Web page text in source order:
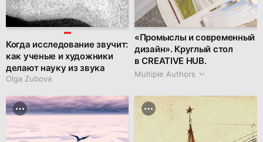
Когда исследование звучит:
как ученые и художники
делают науку из звука
Olga Zubova
«Промыслы и современный
дизайн». Круглый стол
в CREATIVE HUB.
Multiple Authors